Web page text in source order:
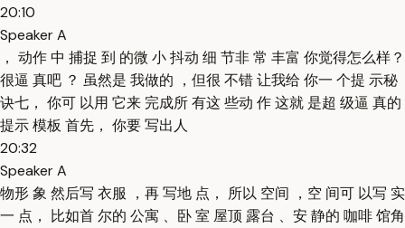
20:10
Speaker A
， 动作 中 捕捉 到 的微 小 抖动 细 节非 常 丰富 你觉得怎么样？
很逼 真吧 ？ 虽然是 我做的 ，但很 不错 让我给 你一 个提 示秘
诀七， 你可 以用 它来 完成所 有这 些动 作 这就 是超 级逼 真的
提示 模板 首先， 你要 写出人
20:32
Speaker A
物形 象 然后写 衣服 ，再 写地 点， 所以 空间 ，空 间可 以写 实
一 点， 比如首 尔的 公寓 、卧 室 屋顶 露台 、安 静的 咖啡 馆角